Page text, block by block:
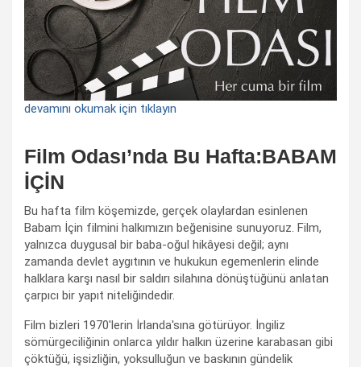
devamını okumak için tıklayın
Film Odası’nda Bu Hafta:BABAM
İÇİN
Bu hafta film köşemizde, gerçek olaylardan esinlenen
Babam İçin filmini halkımızın beğenisine sunuyoruz. Film,
yalnızca duygusal bir baba-oğul hikâyesi değil; aynı
zamanda devlet aygıtının ve hukukun egemenlerin elinde
halklara karşı nasıl bir saldırı silahına dönüştüğünü anlatan
çarpıcı bir yapıt niteliğindedir.
Film bizleri 1970'lerin İrlanda'sına götürüyor. İngiliz
sömürgeciliğinin onlarca yıldır halkın üzerine karabasan gibi
çöktüğü, işsizliğin, yoksulluğun ve baskının gündelik